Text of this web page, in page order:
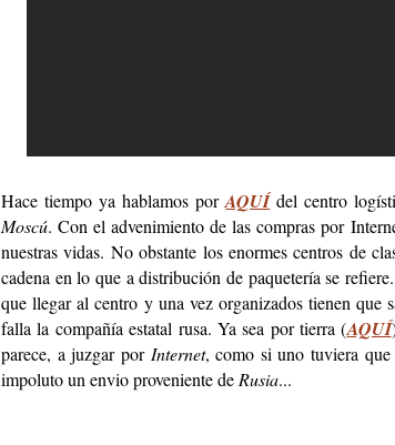
Hace tiempo ya hablamos porAQUÍdel centro
Moscú. Con el advenimiento de las compras por
nuestras vidas. No obstante los enormes centros de
cadena en lo que a distribución de paquetería se
que llegar al centro y una vez organizados tienen
falla la compañía estatal rusa. Ya sea por tierra (AQUÍ
parece, a juzgar por Internet, como si uno tuviera
impoluto un envio proveniente de Rusia...